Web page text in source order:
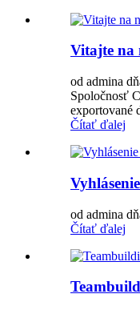
Vitajte na
od admina
Spoločnosť
exportované
Čítať ďalej
od admina
Čítať ďalej